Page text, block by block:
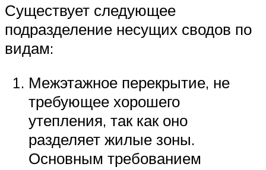
Существует следующее
подразделение несущих сводов по
видам:
Межэтажное перекрытие, не
требующее хорошего
утепления, так как оно
разделяет жилые зоны.
Основным требованием